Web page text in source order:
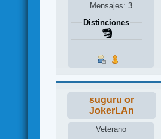
Mensajes: 3
Distinciones
suguru or
JokerLAn
Veterano